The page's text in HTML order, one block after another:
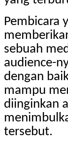
Pembicara
sebuah
audience-
dengan
mampu
diinginkan
tersebut.